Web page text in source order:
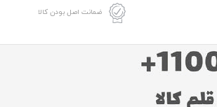
ضمانت اصل بودن کالا